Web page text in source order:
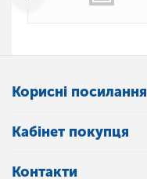
Корисні посилання
Кабінет покупця
Контакти